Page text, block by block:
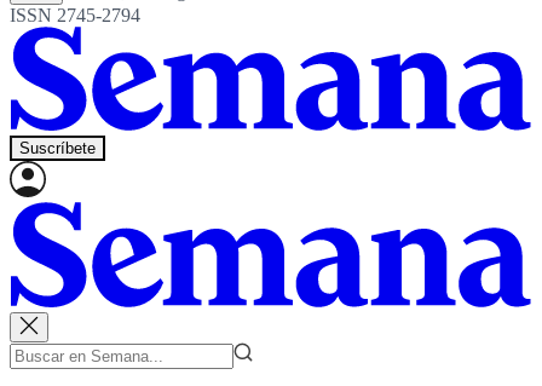
ISSN 2745-2794
Suscríbete